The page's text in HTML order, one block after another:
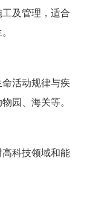
及管理，适合
活动规律与疾
园、海关等。
科技领域和能